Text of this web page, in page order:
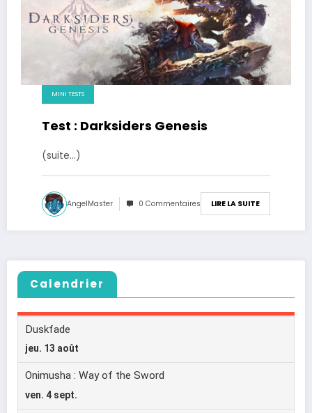
MINI TESTS
Test : Darksiders Genesis
(suite…)
AngelMaster 0 Commentaires LIRE LA SUITE
Calendrier